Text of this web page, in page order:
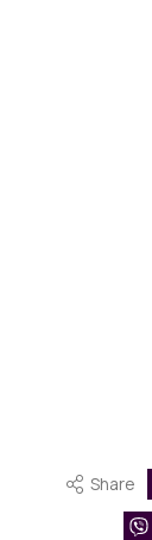
Share